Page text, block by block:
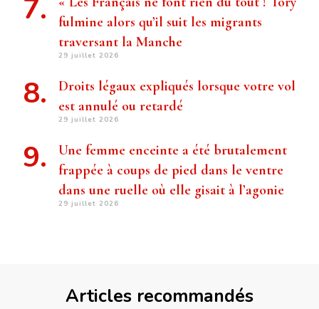
fulmine alors qu’il suit les migrants
traversant la Manche
29 juillet 2026
Droits légaux expliqués lorsque votre vol
est annulé ou retardé
29 juillet 2026
Une femme enceinte a été brutalement
frappée à coups de pied dans le ventre
dans une ruelle où elle gisait à l’agonie
29 juillet 2026
Articles recommandés